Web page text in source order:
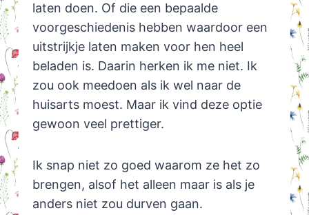
laten doen. Of die een bepaalde
voorgeschiedenis hebben waardoor een
uitstrijkje laten maken voor hen heel
beladen is. Daarin herken ik me niet. Ik
zou ook meedoen als ik wel naar de
huisarts moest. Maar ik vind deze optie
gewoon veel prettiger.
Ik snap niet zo goed waarom ze het zo
brengen, alsof het alleen maar is als je
anders niet zou durven gaan.